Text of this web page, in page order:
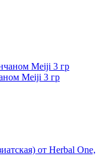
Meiji 3 гр